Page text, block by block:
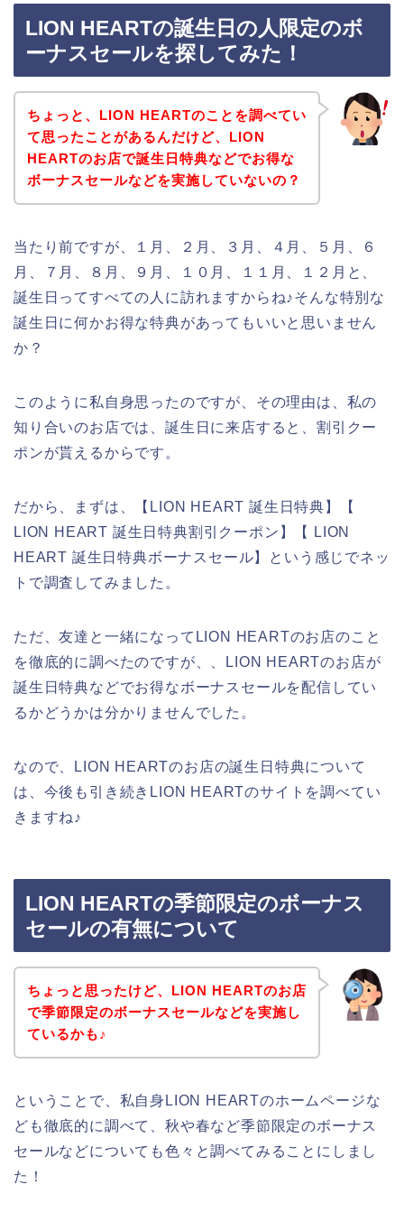
LION HEARTの誕生日の人限定のボ
ーナスセールを探してみた！
ちょっと、LION HEARTのことを調べてい
て思ったことがあるんだけど、LION
HEARTのお店で誕生日特典などでお得な
ボーナスセールなどを実施していないの？
当たり前ですが、１月、２月、３月、４月、５月、６
月、７月、８月、９月、１０月、１１月、１２月と、
誕生日ってすべての人に訪れますからね♪そんな特別な
誕生日に何かお得な特典があってもいいと思いません
か？
このように私自身思ったのですが、その理由は、私の
知り合いのお店では、誕生日に来店すると、割引クー
ポンが貰えるからです。
だから、まずは、【LION HEART 誕生日特典】【
LION HEART 誕生日特典割引クーポン】【 LION
HEART 誕生日特典ボーナスセール】という感じでネッ
トで調査してみました。
ただ、友達と一緒になってLION HEARTのお店のこと
を徹底的に調べたのですが、、LION HEARTのお店が
誕生日特典などでお得なボーナスセールを配信してい
るかどうかは分かりませんでした。
なので、LION HEARTのお店の誕生日特典について
は、今後も引き続きLION HEARTのサイトを調べてい
きますね♪
LION HEARTの季節限定のボーナス
セールの有無について
ちょっと思ったけど、LION HEARTのお店
で季節限定のボーナスセールなどを実施し
ているかも♪
ということで、私自身LION HEARTのホームページな
ども徹底的に調べて、秋や春など季節限定のボーナス
セールなどについても色々と調べてみることにしまし
た！